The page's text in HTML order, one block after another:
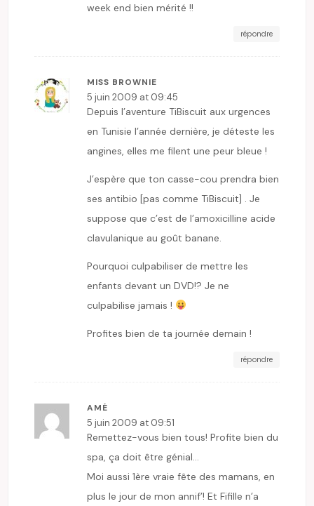
week end bien mérité !!
répondre
MISS BROWNIE
5 juin 2009 at 09:45
Depuis l’aventure TiBiscuit aux urgences
en Tunisie l’année dernière, je déteste les
angines, elles me filent une peur bleue !
J’espère que ton casse-cou prendra bien
ses antibio [pas comme TiBiscuit] . Je
suppose que c’est de l’amoxicilline acide
clavulanique au goût banane.
Pourquoi culpabiliser de mettre les
enfants devant un DVD!? Je ne
culpabilise jamais !
Profites bien de ta journée demain !
répondre
AMÉ
5 juin 2009 at 09:51
Remettez-vous bien tous! Profite bien du
spa, ça doit être génial…
Moi aussi 1ère vraie fête des mamans, en
plus le jour de mon annif’! Et Fifille n’a